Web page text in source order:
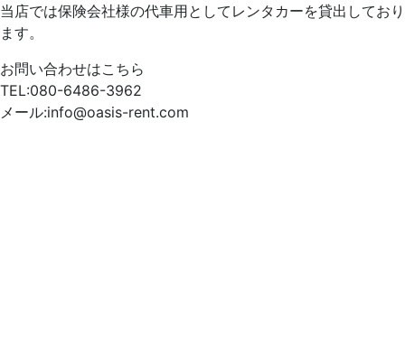
当店では保険会社様の代車用としてレンタカーを貸出しており
ます。
お問い合わせはこちら
TEL:080-6486-3962
メール:info@oasis-rent.com